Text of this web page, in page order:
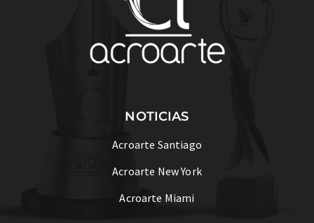
NOTICIAS
Acroarte Santiago
Acroarte New York
Acroarte Miami